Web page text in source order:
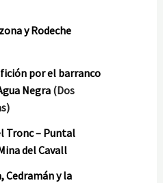
y Rodeche
por el barranco
Negra (Dos
Tronc – Puntal
del Cavall
Cedramán y la